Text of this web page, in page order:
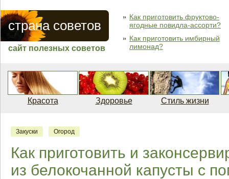
страна советов
сайт полезных советов
Как приготовить фруктово-
ягодные повидла-ассорти?
Как приготовить имбирный
лимонад?
Красота Здоровье Стиль жизни
Закуски Огород
Как приготовить и
из белокочанной капусты с